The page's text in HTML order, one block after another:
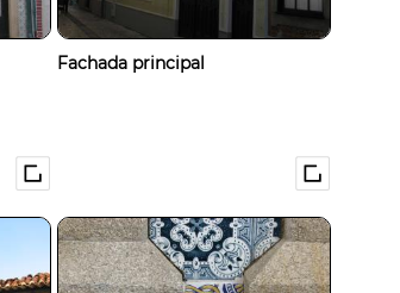
Fachada principal